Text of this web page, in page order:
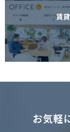
賃
お気軽